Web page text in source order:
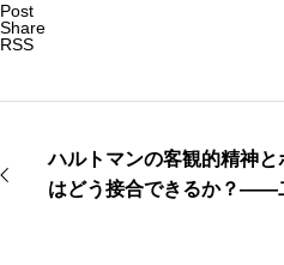
Post
Share
RSS
ハルトマンの客観的精神
はどう接合できるか？——